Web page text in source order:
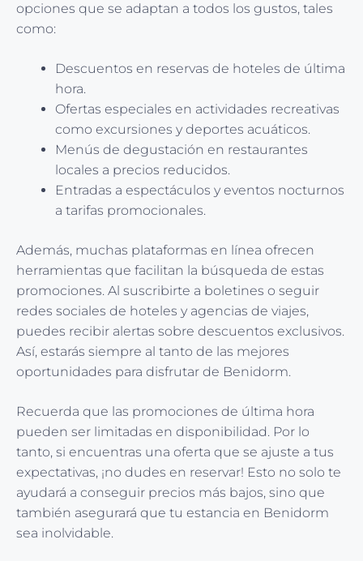
opciones que se adaptan a todos los gustos, tales
como:
Descuentos en reservas de hoteles de última
hora.
Ofertas especiales en actividades recreativas
como excursiones y deportes acuáticos.
Menús de degustación en restaurantes
locales a precios reducidos.
Entradas a espectáculos y eventos nocturnos
a tarifas promocionales.
Además, muchas plataformas en línea ofrecen
herramientas que facilitan la búsqueda de estas
promociones. Al suscribirte a boletines o seguir
redes sociales de hoteles y agencias de viajes,
puedes recibir alertas sobre descuentos exclusivos.
Así, estarás siempre al tanto de las mejores
oportunidades para disfrutar de Benidorm.
Recuerda que las promociones de última hora
pueden ser limitadas en disponibilidad. Por lo
tanto, si encuentras una oferta que se ajuste a tus
expectativas, ¡no dudes en reservar! Esto no solo te
ayudará a conseguir precios más bajos, sino que
también asegurará que tu estancia en Benidorm
sea inolvidable.